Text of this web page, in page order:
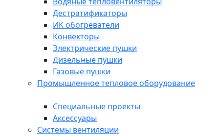
Дестратификаторы
ИК обогреватели
Конвекторы
Электрические пушки
Дизельные пушки
Газовые пушки
Промышленное тепловое оборудование
Специальные проекты
Аксессуары
Системы вентиляции